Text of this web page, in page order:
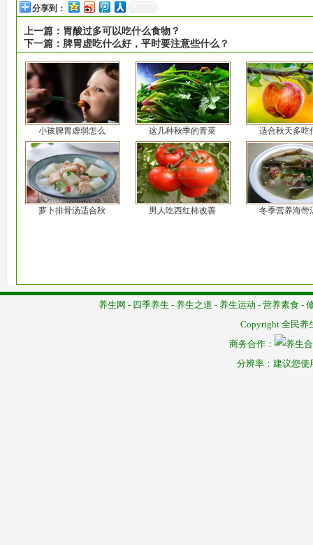
分享到：
上一篇： 胃酸过多可以吃什么食物？
下一篇： 脾胃虚吃什么好，平时要注意些什么？
小孩脾胃虚弱怎么 这几种秋季的青菜 适合秋天多吃
萝卜排骨汤适合秋 男人吃西红柿改善 冬季营养海带
养生网 - 四季养生 - 养生之道 - 养生运动 - 营养素食 -
Copyright 全民养
商务合作：
分辨率：建议您使